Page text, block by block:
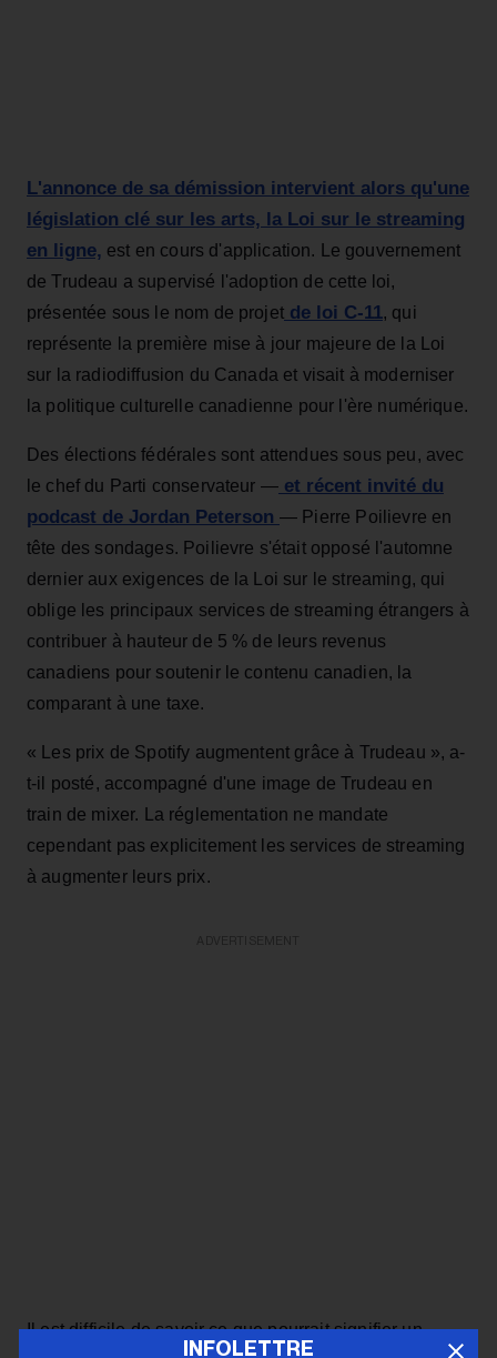
L'annonce de sa démission intervient alors qu'une
législation clé sur les arts, la Loi sur le streaming
en ligne, est en cours d'application. Le gouvernement
de Trudeau a supervisé l'adoption de cette loi,
présentée sous le nom de projetde loi C-11, qui
représente la première mise à jour majeure de la Loi
sur la radiodiffusion du Canada et visait à moderniser
la politique culturelle canadienne pour l'ère numérique.
Des élections fédérales sont attendues sous peu, avec
le chef du Parti conservateur —et récent invité du
podcast de Jordan Peterson — Pierre Poilievre en
tête des sondages. Poilievre s'était opposé l'automne
dernier aux exigences de la Loi sur le streaming, qui
oblige les principaux services de streaming étrangers à
contribuer à hauteur de 5 % de leurs revenus
canadiens pour soutenir le contenu canadien, la
comparant à une taxe.
« Les prix de Spotify augmentent grâce à Trudeau », a-
t-il posté, accompagné d'une image de Trudeau en
train de mixer. La réglementation ne mandate
cependant pas explicitement les services de streaming
à augmenter leurs prix.
Il est difficile de savoir ce que pourrait signifier un
INFOLETTRE